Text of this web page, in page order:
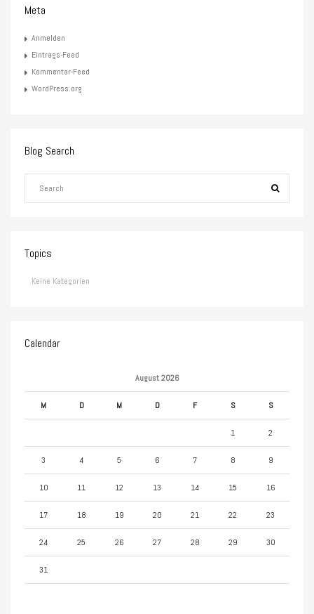
Meta
Anmelden
Eintrags-Feed
Kommentar-Feed
WordPress.org
Blog Search
Topics
Keine Kategorien
Calendar
August 2026
M D M D F S S
1 2
3 4 5 6 7 8 9
10 11 12 13 14 15 16
17 18 19 20 21 22 23
24 25 26 27 28 29 30
31